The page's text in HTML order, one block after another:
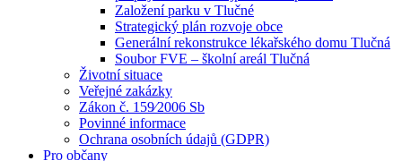
Založení parku v Tlučné
Strategický plán rozvoje obce
Generální rekonstrukce lékařského domu Tlučná
Soubor FVE – školní areál Tlučná
Životní situace
Veřejné zakázky
Zákon č. 159⁄2006 Sb
Povinné informace
Ochrana osobních údajů (GDPR)
Pro občany